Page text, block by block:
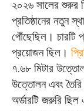
সরবরাহ
প্রথম বাধা:
দ্বিতীয়
সময়সীমা
২০২৬ সালের শুরুর
প্রতিষ্ঠানের নতুন
পৌঁছেছিল। চারটি
প্রয়োজন ছিল।
৭.৬৮ মিটার
উত্তোলন এবং
অর্ডারটি জরুরি ছিল